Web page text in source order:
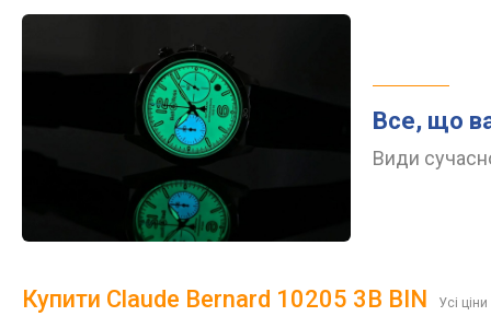
Все, що
Види
Купити Claude Bernard 10205 3B BIN Усі